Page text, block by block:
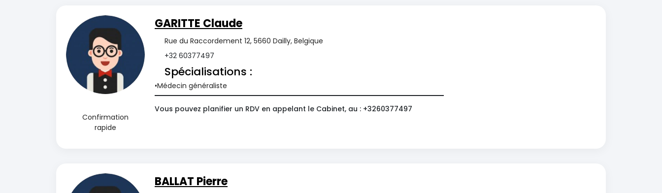
Confirmation
rapide
GARITTE Claude
Rue du Raccordement 12, 5660 Dailly, Belgique
+32 60377497
Spécialisations :
Médecin généraliste
Vous pouvez planifier un RDV en appelant le Cabinet, au : +3260377497
BALLAT Pierre